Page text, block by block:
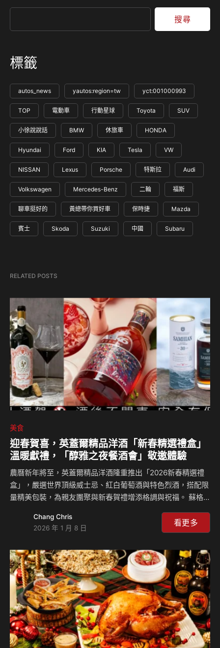
搜尋
標籤
autos_news yautos:region=tw yct:001000993
TOP 電動車 行動星球 Toyota SUV
小徐說說話 BMW 休旅車 HONDA
Hyundai Ford KIA Tesla VW
NISSAN Lexus Porsche 特斯拉 Audi
Volkswagen Mercedes-Benz 二輪 福斯
聊車挺好的 黃總帶你買好車 保時捷 Mazda
賓士 Skoda Suzuki 中國 Subaru
RELATED POSTS
美食
迎春賀喜，英蓋爾精品洋酒「新春精選禮盒」
溫暖獻禮，「醇雅之夜餐酒會」敬邀體驗
農曆新年將至，英蓋爾精品洋酒隆重推出「2026新春精選禮
盒」，嚴選世界頂級威士忌、紅白葡萄酒與特色烈酒，搭配限
量精美包裝，為親友團聚與新春賀禮增添格調與祝福。 蘇格
禮盒 歷經30年橡木桶熟成，並以Oloroso雪莉桶完成熟成，
展現深厚而細膩的風味層次。酒體濃郁，融合焦糖、莓果與巧
調和威士忌的經典工藝。 義大利山狐酒莊限量紅酒福袋 精選
三款來自義大利山狐酒莊的紅酒佳釀，以專屬優惠組合形式呈
現，讓風味探索一次到位。從果香表現到結構層次，各自展現
不同風格，無論獨飲或分享皆恰到好處。福…
Chang Chris
2026 年 1 月 8 日
看更多